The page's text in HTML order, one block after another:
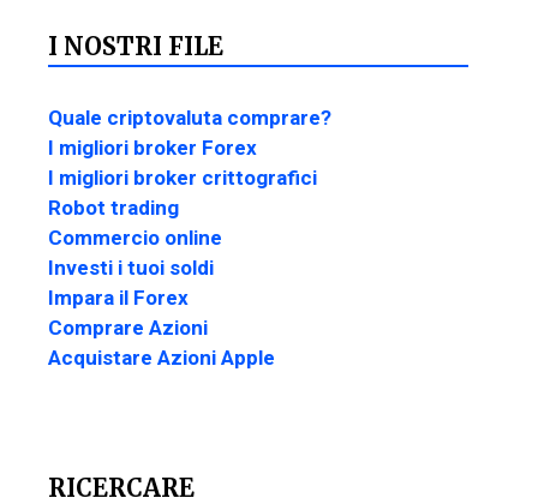
I NOSTRI FILE
Quale criptovaluta comprare?
I migliori broker Forex
I migliori broker crittografici
Robot trading
Commercio online
Investi i tuoi soldi
Impara il Forex
Comprare Azioni
Acquistare Azioni Apple
RICERCARE